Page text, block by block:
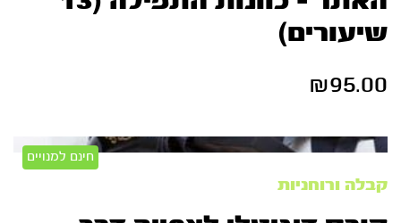
שיעורים)
₪95.00
חינם למנויים
קבלה ורוחניות